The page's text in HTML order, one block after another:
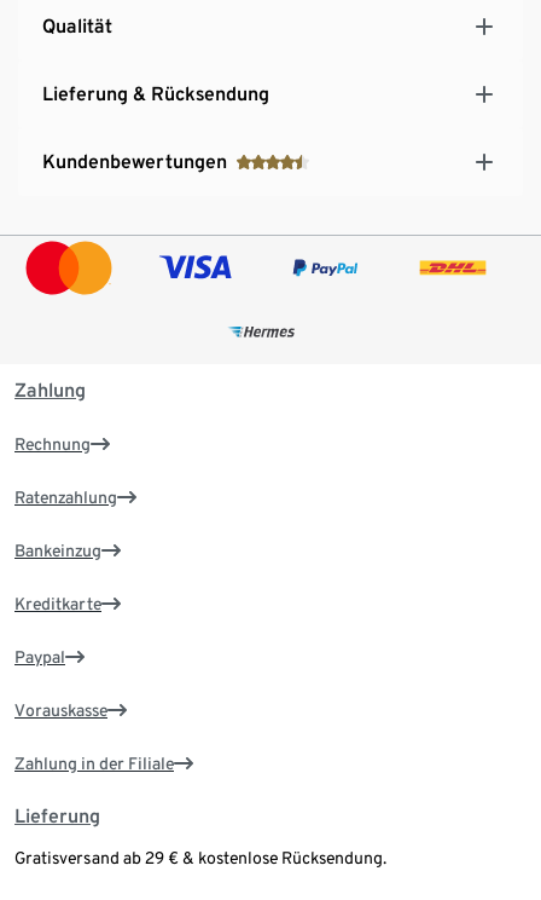
Qualität
Lieferung & Rücksendung
Kundenbewertungen
Zahlung
Rechnung
Ratenzahlung
Bankeinzug
Kreditkarte
Paypal
Vorauskasse
Zahlung in der Filiale
Lieferung
Gratisversand ab 29 € & kostenlose Rücksendung.